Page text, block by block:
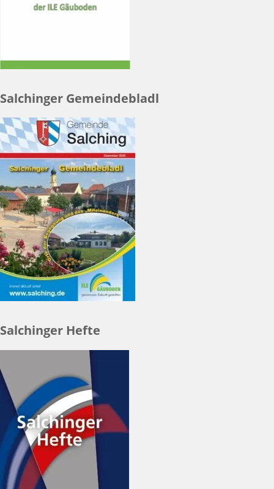
Salchinger Gemeindebladl
Salchinger Hefte